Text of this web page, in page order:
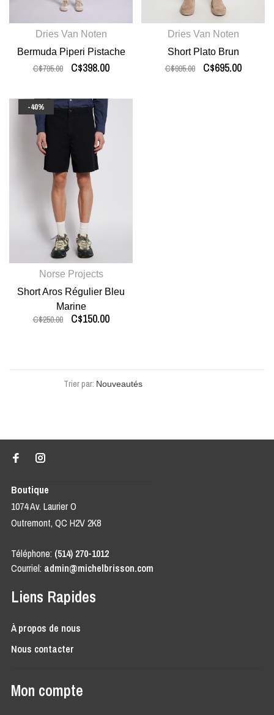
Dries Van Noten
Bermuda Piperi Pistache
C$795.00 C$398.00
Dries Van Noten
Short Plato Brun
C$995.00 C$695.00
-40%
Norse Projects
Short Aros Régulier Bleu
Marine
C$250.00 C$150.00
Trier par:
Boutique
1074 Av. Laurier O
Outremont, QC H2V 2K8
Téléphone: (514) 270-1012
Courriel: admin@michelbrisson.com
Liens Rapides
À propos de nous
Nous contacter
Mon compte